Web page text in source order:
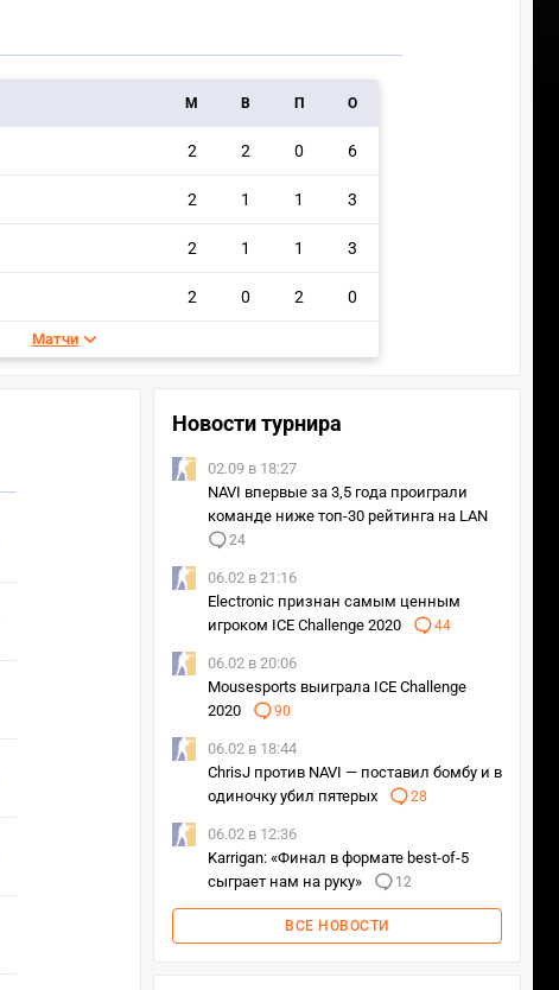
M В П О
2 2 0 6
2 1 1 3
2 1 1 3
2 0 2 0
Матчи
Новости турнира
02.09 в 18:27
NAVI впервые за 3,5 года проиграли
команде ниже топ-30 рейтинга на LAN
24
06.02 в 21:16
Electronic признан самым ценным
игроком ICE Challenge 2020
44
06.02 в 20:06
Mousesports выиграла ICE Challenge
2020
90
06.02 в 18:44
ChrisJ против NAVI — поставил бомбу и в
одиночку убил пятерых
28
06.02 в 12:36
Karrigan: «Финал в формате best-of-5
сыграет нам на руку»
12
ВСЕ НОВОСТИ